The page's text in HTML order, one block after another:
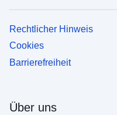
Rechtlicher Hinweis
Cookies
Barrierefreiheit
Über uns